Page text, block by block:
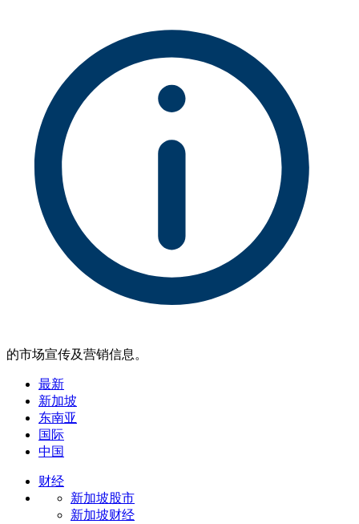
的市场宣传及营销信息。
最新
新加坡
东南亚
国际
中国
财经
新加坡股市
新加坡财经